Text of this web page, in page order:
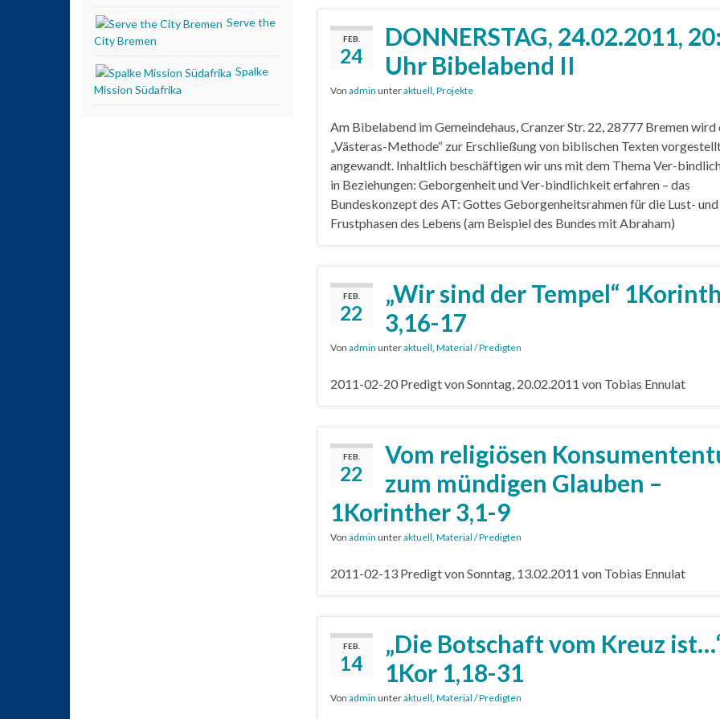
FEB.
24
DONNERSTAG, 24.02.2011,
Uhr Bibelabend II
Von admin unteraktuell, Projekte
Am Bibelabend im Gemeindehaus, Cranzer Str. 22, 28777 Bremen wird
„Västeras-Methode“ zur Erschließung von biblischen Texten
angewandt. Inhaltlich beschäftigen wir uns mit dem Thema Ver-
in Beziehungen: Geborgenheit und Ver-bindlichkeit erfahren – das
Bundeskonzept des AT: Gottes Geborgenheitsrahmen für die Lust- und
Frustphasen des Lebens (am Beispiel des Bundes mit Abraham)
FEB.
22
„Wir sind der Tempel“
3,16-17
Von admin unteraktuell, Material / Predigten
2011-02-20 Predigt von Sonntag, 20.02.2011 von Tobias Ennulat
FEB.
22
Vom religiösen
zum mündigen Glauben –
1Korinther 3,1-9
Von admin unteraktuell, Material / Predigten
2011-02-13 Predigt von Sonntag, 13.02.2011 von Tobias Ennulat
FEB.
14
„Die Botschaft vom Kreuz
1Kor 1,18-31
Von admin unteraktuell, Material / Predigten
Serve the
City Bremen
Spalke
Mission Südafrika